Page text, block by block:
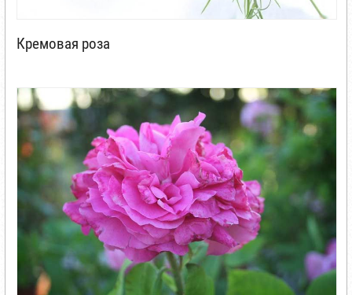
Кремовая роза